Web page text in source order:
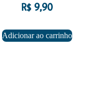
R$9,90
Adicionar ao carrinho